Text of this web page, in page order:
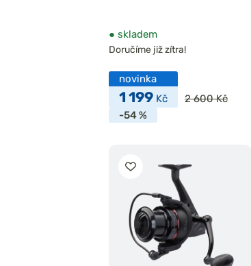
● skladem
Doručíme již zítra!
novinka
1 199 Kč
2 600 Kč
-54 %